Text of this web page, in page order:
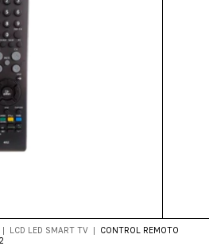
| LCD LED SMART TV |
CONTROL REMOTO